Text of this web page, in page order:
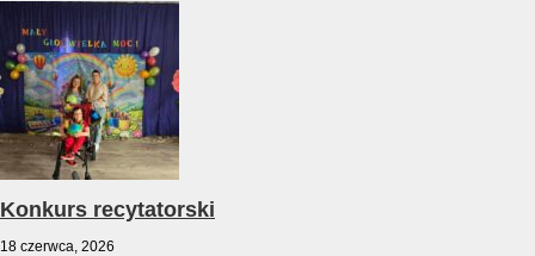
Konkurs recytatorski
18 czerwca, 2026